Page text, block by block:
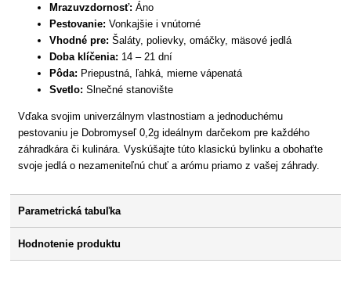
Mrazuvzdornosť: Áno
Pestovanie: Vonkajšie i vnútorné
Vhodné pre: Šaláty, polievky, omáčky, mäsové jedlá
Doba klíčenia: 14 – 21 dní
Pôda: Priepustná, ľahká, mierne vápenatá
Svetlo: Slnečné stanovište
Vďaka svojim univerzálnym vlastnostiam a jednoduchému
pestovaniu je Dobromyseľ 0,2g ideálnym darčekom pre každého
záhradkára či kulinára. Vyskúšajte túto klasickú bylinku a obohaťte
svoje jedlá o nezameniteľnú chuť a arómu priamo z vašej záhrady.
Parametrická tabuľka
Hodnotenie produktu